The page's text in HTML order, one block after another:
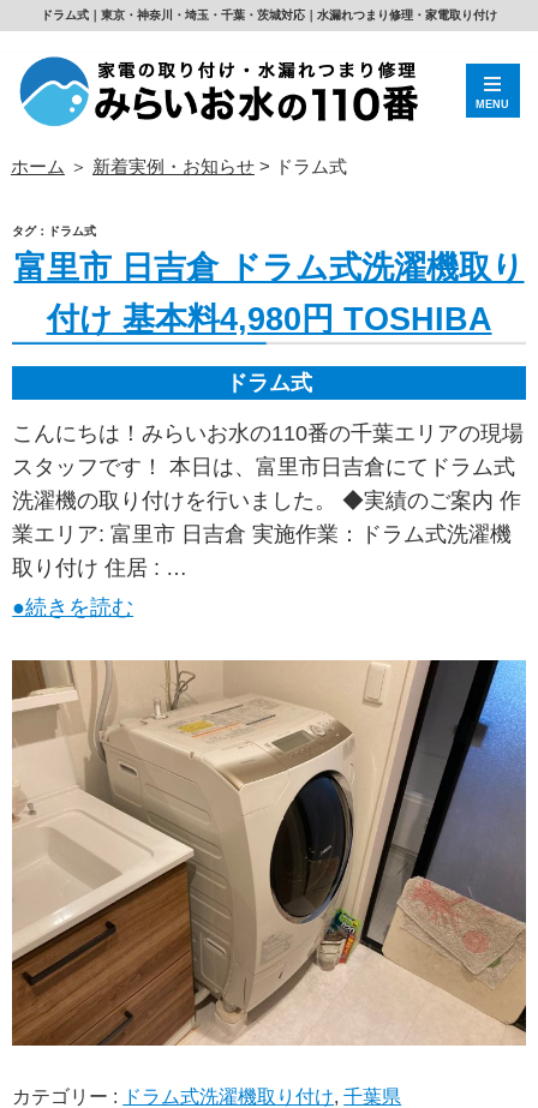
ドラム式｜東京・神奈川・埼玉・千葉・茨城対応｜水漏れつまり修理・家電取り付け
MENU
ホーム ＞ 新着実例・お知らせ> ドラム式
タグ：ドラム式
富里市 日吉倉 ドラム式洗濯機取り
付け 基本料4,980円 TOSHIBA
ドラム式
こんにちは！みらいお水の110番の千葉エリアの現場
スタッフです！ 本日は、富里市日吉倉にてドラム式
洗濯機の取り付けを行いました。 ◆実績のご案内 作
業エリア: 富里市 日吉倉 実施作業：ドラム式洗濯機
取り付け 住居 : …
●続きを読む
カテゴリー : ドラム式洗濯機取り付け,千葉県